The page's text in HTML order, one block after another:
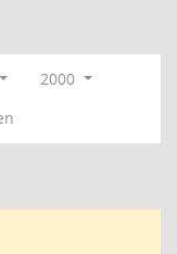
2000